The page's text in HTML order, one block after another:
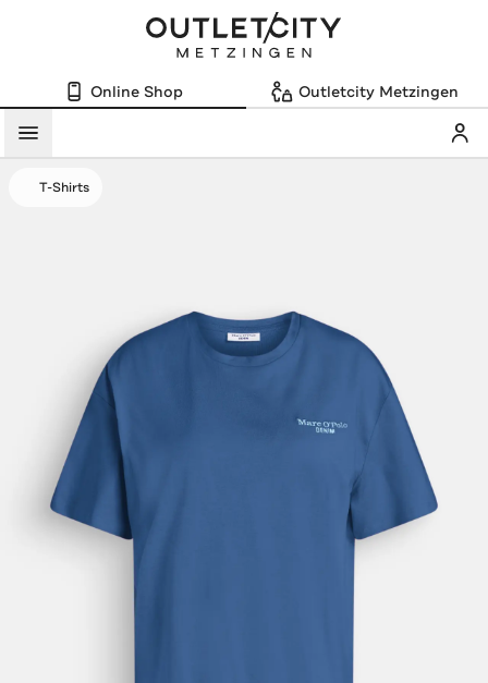
Online Shop Outletcity Metzingen
Menü
T-Shirts